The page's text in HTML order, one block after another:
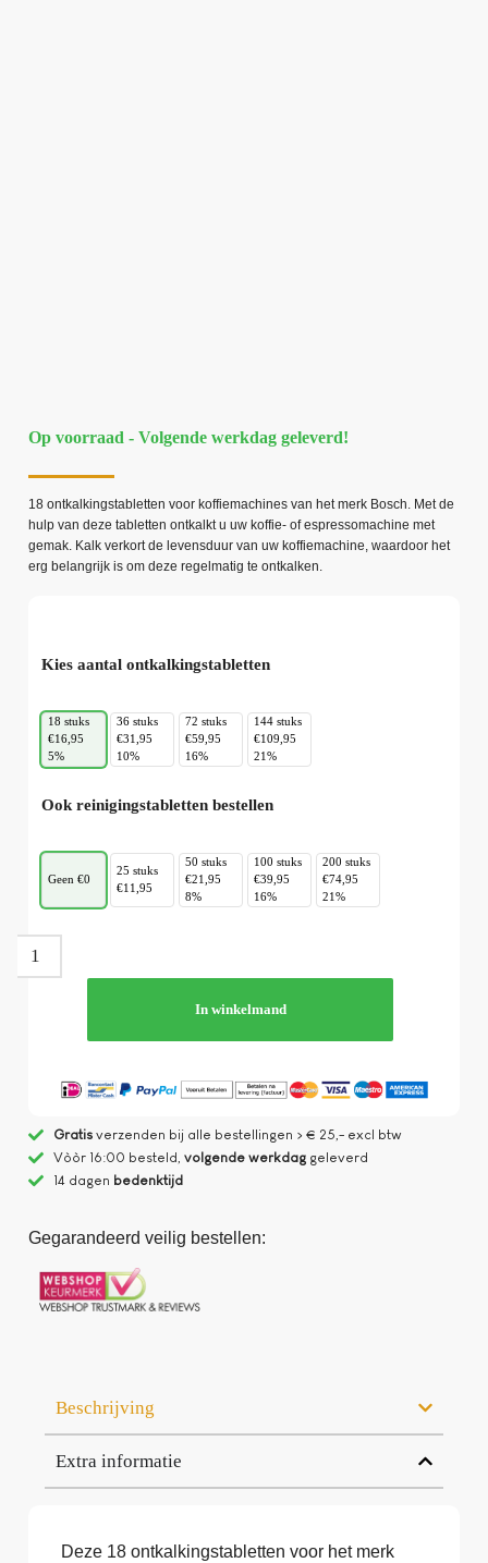
Op voorraad - Volgende werkdag geleverd!
18 ontkalkingstabletten voor koffiemachines van het merk Bosch. Met de
hulp van deze tabletten ontkalkt u uw koffie- of espressomachine met
gemak. Kalk verkort de levensduur van uw koffiemachine, waardoor het
erg belangrijk is om deze regelmatig te ontkalken.
Kies aantal ontkalkingstabletten
18 stuks
€16,95
5%
36 stuks
€31,95
10%
72 stuks
€59,95
16%
144 stuks
€109,95
21%
Ook reinigingstabletten bestellen
Geen €0
25 stuks
€11,95
50 stuks
€21,95
8%
100 stuks
€39,95
16%
200 stuks
€74,95
21%
In winkelmand
Gratisverzenden bij alle bestellingen > € 25,- excl btw
Vòòr 16:00 besteld, volgende werkdaggeleverd
14 dagen bedenktijd
Gegarandeerd veilig bestellen:
Beschrijving
Extra informatie
Deze 18 ontkalkingstabletten voor het merk